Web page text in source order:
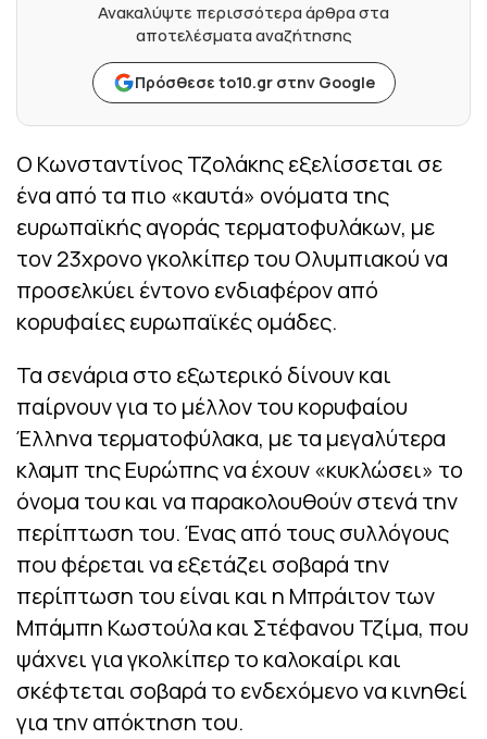
Ανακαλύψτε περισσότερα άρθρα στα
αποτελέσματα αναζήτησης
Πρόσθεσε to10.gr στην Google
Ο Κωνσταντίνος Τζολάκης εξελίσσεται σε
ένα από τα πιο «καυτά» ονόματα της
ευρωπαϊκής αγοράς τερματοφυλάκων, με
τον 23χρονο γκολκίπερ του Ολυμπιακού να
προσελκύει έντονο ενδιαφέρον από
κορυφαίες ευρωπαϊκές ομάδες.
Τα σενάρια στο εξωτερικό δίνουν και
παίρνουν για το μέλλον του κορυφαίου
Έλληνα τερματοφύλακα, με τα μεγαλύτερα
κλαμπ της Ευρώπης να έχουν «κυκλώσει» το
όνομα του και να παρακολουθούν στενά την
περίπτωση του. Ένας από τους συλλόγους
που φέρεται να εξετάζει σοβαρά την
περίπτωση του είναι και η Μπράιτον των
Μπάμπη Κωστούλα και Στέφανου Τζίμα, που
ψάχνει για γκολκίπερ το καλοκαίρι και
σκέφτεται σοβαρά το ενδεχόμενο να κινηθεί
για την απόκτηση του.